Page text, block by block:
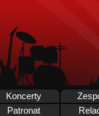
Koncerty
Patronat